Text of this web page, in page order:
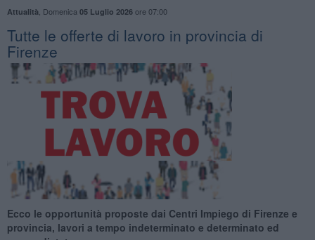
Attualità Domenica 05 Luglio 2026ore 07:00
​Tutte le offerte di lavoro in provincia di
Firenze
Ecco le opportunità proposte dai Centri Impiego di Firenze e
provincia, lavori a tempo indeterminato e determinato ed